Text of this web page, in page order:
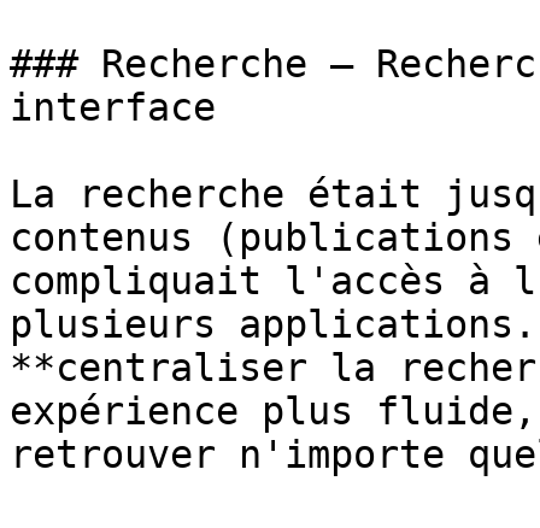
### Recherche —
interface
La recherche était
contenus
compliquait l'accès à
plusieurs
**centraliser la
expérience plus
retrouver n'importe